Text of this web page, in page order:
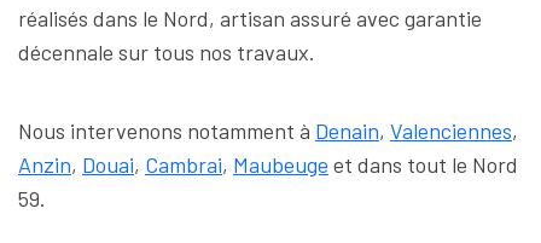
réalisés dans le Nord, artisan assuré avec garantie
décennale sur tous nos travaux.
Nous intervenons notamment à Denain, Valenciennes,
Anzin, Douai, Cambrai, Maubeuge et dans tout le Nord
59.